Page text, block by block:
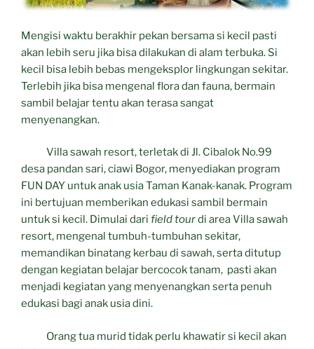
Mengisi waktu berakhir pekan bersama si kecil pasti
akan lebih seru jika bisa dilakukan di alam terbuka. Si
kecil bisa lebih bebas mengeksplor lingkungan sekitar.
Terlebih jika bisa mengenal flora dan fauna, bermain
sambil belajar tentu akan terasa sangat
menyenangkan.
Villa sawah resort, terletak di Jl. Cibalok No.99
desa pandan sari, ciawi Bogor, menyediakan program
FUN DAY untuk anak usia Taman Kanak-kanak. Program
ini bertujuan memberikan edukasi sambil bermain
untuk si kecil. Dimulai dari field tourdi area Villa sawah
resort, mengenal tumbuh-tumbuhan sekitar,
memandikan binatang kerbau di sawah, serta ditutup
dengan kegiatan belajar bercocok tanam, pasti akan
menjadi kegiatan yang menyenangkan serta penuh
edukasi bagi anak usia dini.
Orang tua murid tidak perlu khawatir si kecil akan